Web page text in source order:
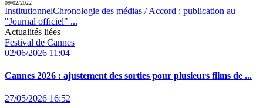
09/02/2022
InstitutionnelChronologie des médias / Accord : publication au
"Journal officiel" ...
Actualités liées
Festival de Cannes
02/06/2026 11:04
Cannes 2026 : ajustement des sorties pour plusieurs films de ...
27/05/2026 16:52